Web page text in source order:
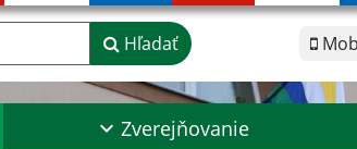
Hľadať
Zverejňovanie